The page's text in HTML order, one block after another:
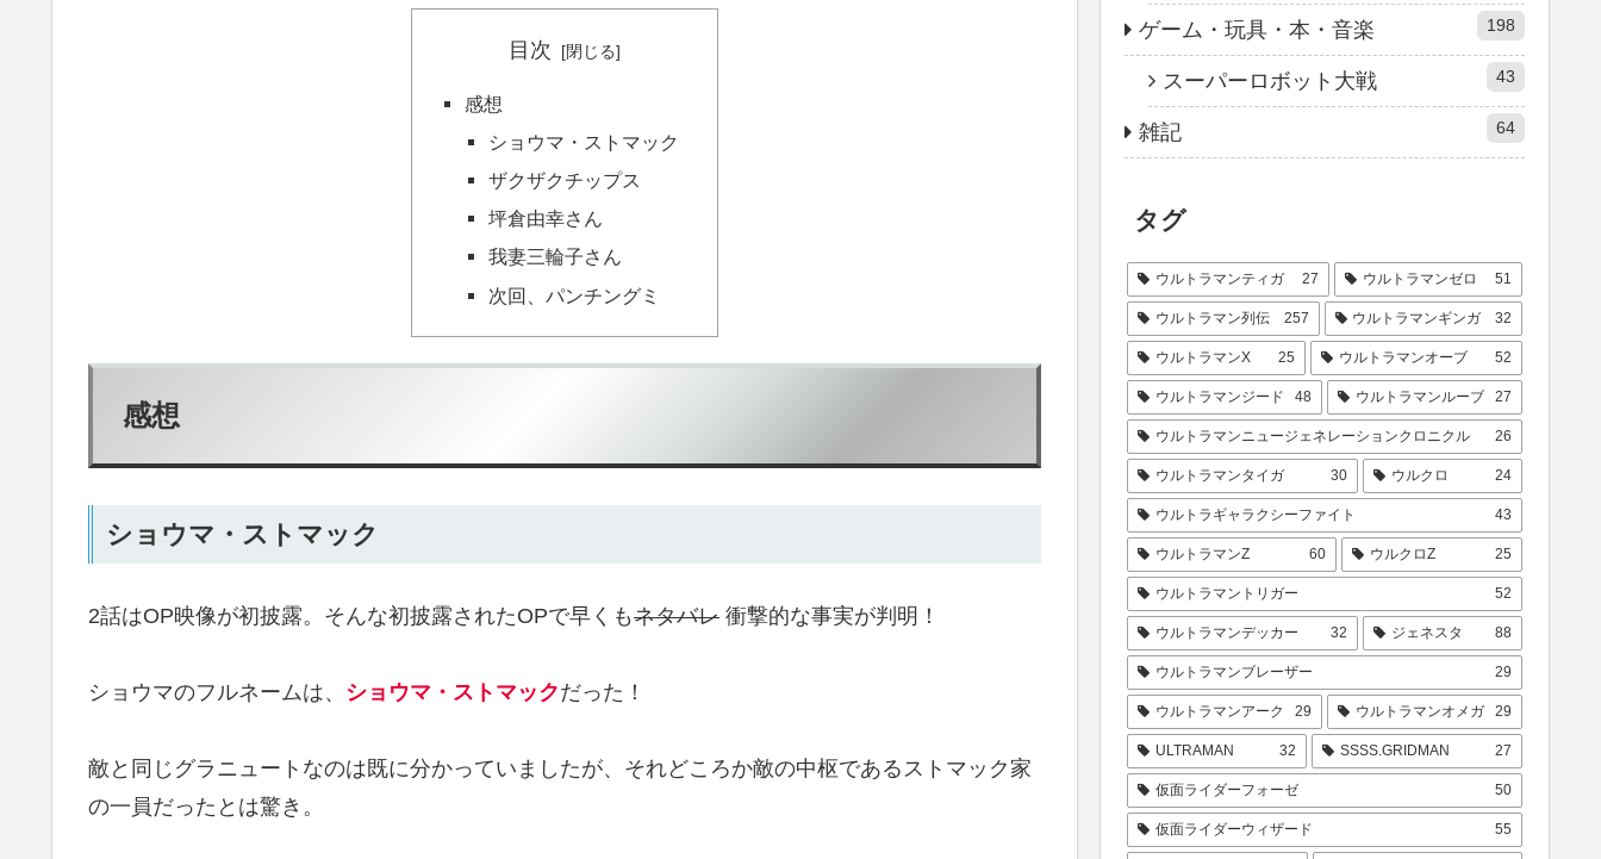
目次
感想
ショウマ・ストマック
ザクザクチップス
坪倉由幸さん
我妻三輪子さん
次回、パンチングミ
感想
ショウマ・ストマック
2話はOP映像が初披露。そんな初披露されたOPで早くもネタバレ 衝撃的な事実が判明！
ショウマのフルネームは、 ショウマ・ストマックだった！
敵と同じグラニュートなのは既に分かっていましたが、それどころか敵の中枢であるストマック家
の一員だったとは驚き。
ゲーム・玩具・本・音楽 198
スーパーロボット大戦 43
雑記 64
タグ
ウルトラマンティガ 27 ウルトラマンゼロ 51
ウルトラマン列伝 257 ウルトラマンギンガ 32
ウルトラマンX 25 ウルトラマンオーブ 52
ウルトラマンジード 48 ウルトラマンルーブ 27
ウルトラマンニュージェネレーションクロニクル 26
ウルトラマンタイガ 30 ウルクロ 24
ウルトラギャラクシーファイト 43
ウルトラマンZ 60 ウルクロZ 25
ウルトラマントリガー 52
ウルトラマンデッカー 32 ジェネスタ 88
ウルトラマンブレーザー 29
ウルトラマンアーク 29 ウルトラマンオメガ 29
ULTRAMAN 32 SSSS.GRIDMAN 27
仮面ライダーフォーゼ 50
仮面ライダーウィザード 55